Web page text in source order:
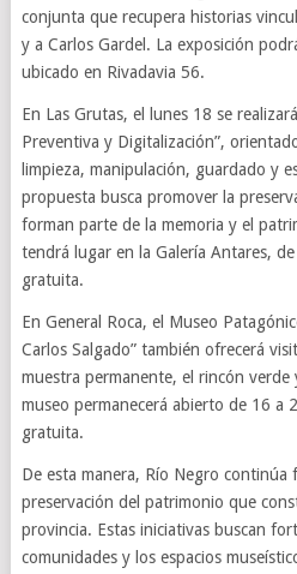
conjunta que recupera historias
y a Carlos Gardel. La exposición
ubicado en Rivadavia 56.
En Las Grutas, el lunes 18 se
Preventiva y Digitalización”,
limpieza, manipulación, guardado y
propuesta busca promover la
forman parte de la memoria y el
tendrá lugar en la Galería Antares,
gratuita.
En General Roca, el Museo
Carlos Salgado” también ofrecerá
muestra permanente, el rincón verde
museo permanecerá abierto de 16 a
gratuita.
De esta manera, Río Negro continúa
preservación del patrimonio que
provincia. Estas iniciativas buscan
comunidades y los espacios